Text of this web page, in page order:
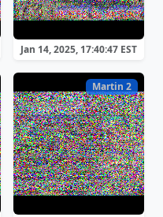
Jan 14, 2025, 17:40:47 EST
Martin 2